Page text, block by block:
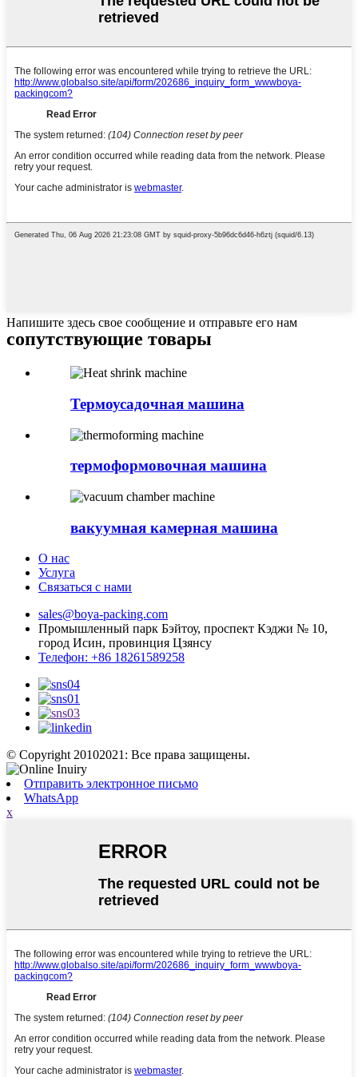
Напишите здесь свое сообщение и отправьте его нам
сопутствующие товары
Термоусадочная машина
термоформовочная машина
вакуумная камерная машина
О нас
Услуга
Связаться с нами
sales@boya-packing.com
Промышленный парк Бэйтоу, проспект Кэджи № 10,
город Исин, ​​провинция Цзянсу
Телефон: +86 18261589258
© Copyright 20102021: Все права защищены.
Отправить электронное письмо
WhatsApp
x